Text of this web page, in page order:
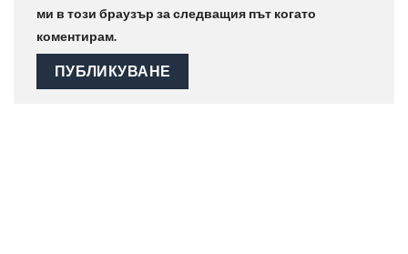
ми в този браузър за следващия път когато
коментирам.